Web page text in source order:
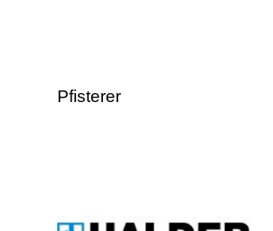
Pfisterer